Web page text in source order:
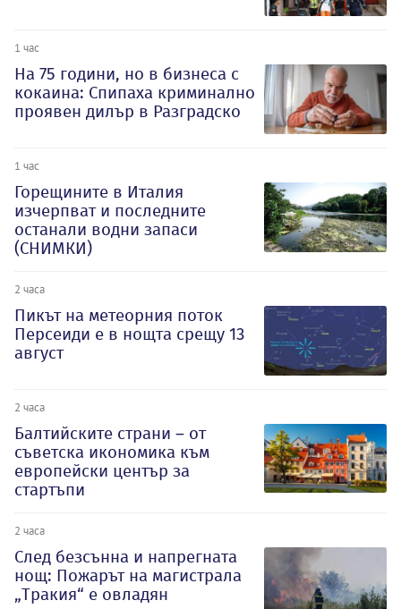
1 час
На 75 години, но в бизнеса с
кокаина: Спипаха криминално
проявен дилър в Разградско
1 час
Горещините в Италия
изчерпват и последните
останали водни запаси
(СНИМКИ)
2 часа
Пикът на метеорния поток
Персеиди е в нощта срещу 13
август
2 часа
Балтийските страни – от
съветска икономика към
европейски център за
стартъпи
2 часа
След безсънна и напрегната
нощ: Пожарът на магистрала
„Тракия“ е овладян